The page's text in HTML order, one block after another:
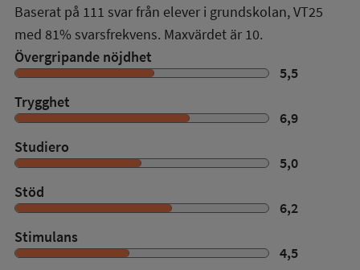
Baserat på 111 svar från elever i grundskolan,VT25
med 81% svarsfrekvens. Maxvärdet är 10.
Övergripande nöjdhet
5,5
Trygghet
6,9
Studiero
5,0
Stöd
6,2
Stimulans
4,5